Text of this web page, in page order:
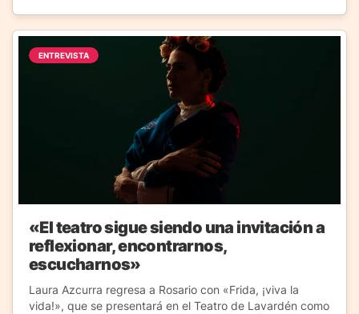
ENTREVISTA
«El teatro sigue siendo una invitación a
reflexionar, encontrarnos,
escucharnos»
Laura Azcurra regresa a Rosario con «Frida, ¡viva la
vida!», que se presentará en el Teatro de Lavardén como